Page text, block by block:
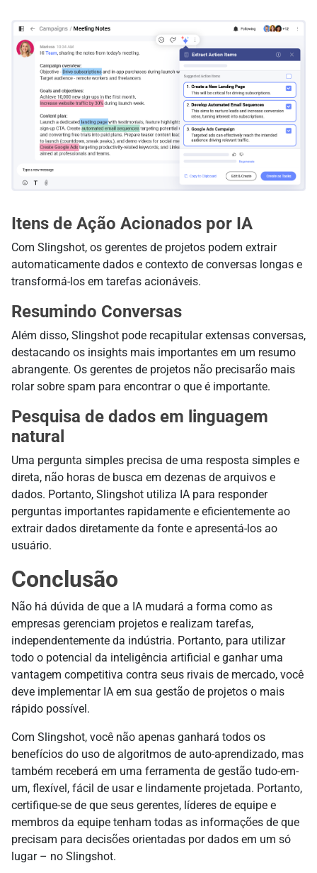
Itens de Ação Acionados por IA
Com Slingshot, os gerentes de projetos podem extrair
automaticamente dados e contexto de conversas longas e
transformá-los em tarefas acionáveis.
Resumindo Conversas
Além disso, Slingshot pode recapitular extensas conversas,
destacando os insights mais importantes em um resumo
abrangente. Os gerentes de projetos não precisarão mais
rolar sobre spam para encontrar o que é importante.
Pesquisa de dados em linguagem
natural
Uma pergunta simples precisa de uma resposta simples e
direta, não horas de busca em dezenas de arquivos e
dados. Portanto, Slingshot utiliza IA para responder
perguntas importantes rapidamente e eficientemente ao
extrair dados diretamente da fonte e apresentá-los ao
usuário.
Conclusão
Não há dúvida de que a IA mudará a forma como as
empresas gerenciam projetos e realizam tarefas,
independentemente da indústria. Portanto, para utilizar
todo o potencial da inteligência artificial e ganhar uma
vantagem competitiva contra seus rivais de mercado, você
deve implementar IA em sua gestão de projetos o mais
rápido possível.
Com Slingshot, você não apenas ganhará todos os
benefícios do uso de algoritmos de auto-aprendizado, mas
também receberá em uma ferramenta de gestão tudo-em-
um, flexível, fácil de usar e lindamente projetada. Portanto,
certifique-se de que seus gerentes, líderes de equipe e
membros da equipe tenham todas as informações de que
precisam para decisões orientadas por dados em um só
lugar – no Slingshot.